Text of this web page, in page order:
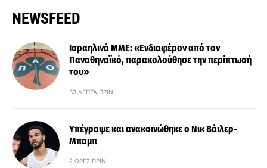
NEWSFEED
Ισραηλινά ΜΜΕ: «Ενδιαφέρον από τον
Παναθηναϊκό, παρακολούθησε την περίπτωσή
του»
33 ΛΕΠΤΆ ΠΡΙΝ
Υπέγραψε και ανακοινώθηκε ο Νικ Βάιλερ-
Μπαμπ
2 ΏΡΕΣ ΠΡΙΝ